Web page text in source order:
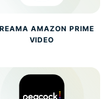
AMAZON PRIME
VIDEO